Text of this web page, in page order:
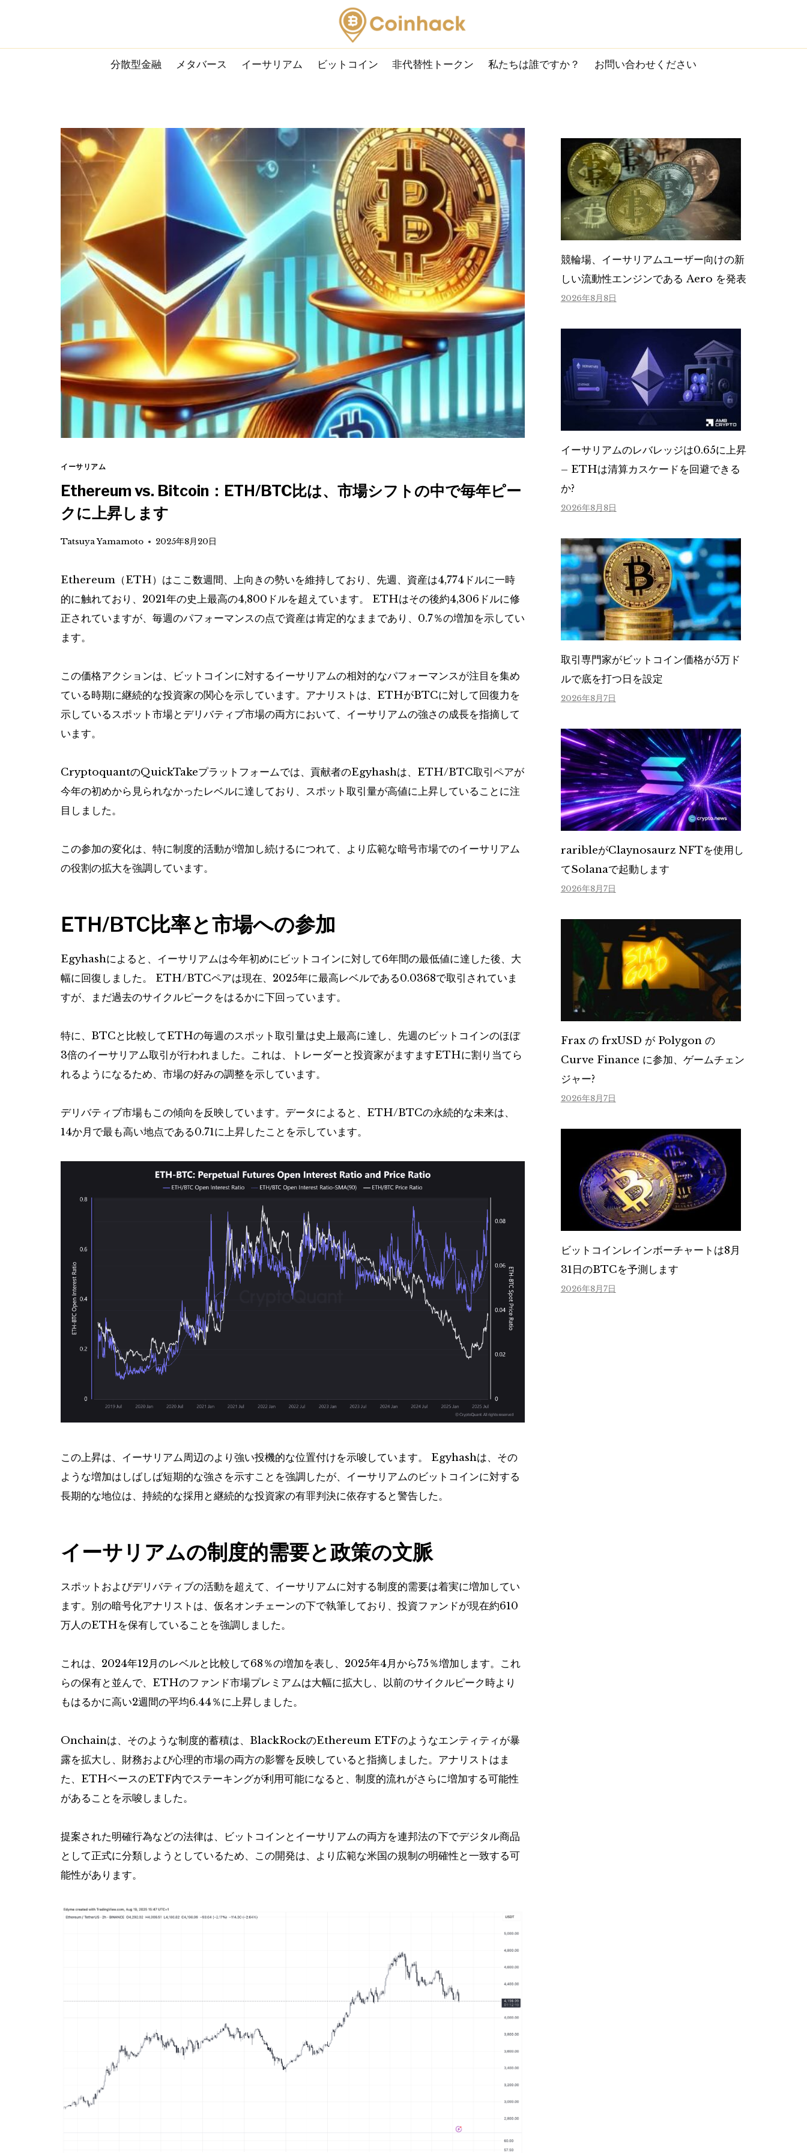
content
分散型金融 メタバース イーサリアム ビットコイン 非代替性トークン 私たちは誰ですか？ お問い合わせください
イーサリアム
Ethereum vs. Bitcoin：ETH/BTC比は、市場シフトの中で毎年ピー
クに上昇します
Tatsuya Yamamoto 2025年8月20日
Ethereum（ETH）はここ数週間、上向きの勢いを維持しており、先週、資産は4,774ドルに一時
的に触れており、2021年の史上最高の4,800ドルを超えています。 ETHはその後約4,306ドルに修
正されていますが、毎週のパフォーマンスの点で資産は肯定的なままであり、0.7％の増加を示してい
ます。
この価格アクションは、ビットコインに対するイーサリアムの相対的なパフォーマンスが注目を集め
ている時期に継続的な投資家の関心を示しています。アナリストは、ETHがBTCに対して回復力を
示しているスポット市場とデリバティブ市場の両方において、イーサリアムの強さの成長を指摘して
います。
CryptoquantのQuickTakeプラットフォームでは、貢献者のEgyhashは、ETH/BTC取引ペアが
今年の初めから見られなかったレベルに達しており、スポット取引量が高値に上昇していることに注
目しました。
この参加の変化は、特に制度的活動が増加し続けるにつれて、より広範な暗号市場でのイーサリアム
の役割の拡大を強調しています。
ETH/BTC比率と市場への参加
Egyhashによると、イーサリアムは今年初めにビットコインに対して6年間の最低値に達した後、大
幅に回復しました。 ETH/BTCペアは現在、2025年に最高レベルである0.0368で取引されていま
すが、まだ過去のサイクルピークをはるかに下回っています。
特に、BTCと比較してETHの毎週のスポット取引量は史上最高に達し、先週のビットコインのほぼ
3倍のイーサリアム取引が行われました。これは、トレーダーと投資家がますますETHに割り当てら
れるようになるため、市場の好みの調整を示しています。
デリバティブ市場もこの傾向を反映しています。データによると、ETH/BTCの永続的な未来は、
14か月で最も高い地点である0.71に上昇したことを示しています。
この上昇は、イーサリアム周辺のより強い投機的な位置付けを示唆しています。 Egyhashは、その
ような増加はしばしば短期的な強さを示すことを強調したが、イーサリアムのビットコインに対する
長期的な地位は、持続的な採用と継続的な投資家の有罪判決に依存すると警告した。
イーサリアムの制度的需要と政策の文脈
スポットおよびデリバティブの活動を超えて、イーサリアムに対する制度的需要は着実に増加してい
ます。別の暗号化アナリストは、仮名オンチェーンの下で執筆しており、投資ファンドが現在約610
万人のETHを保有していることを強調しました。
これは、2024年12月のレベルと比較して68％の増加を表し、2025年4月から75％増加します。これ
らの保有と並んで、ETHのファンド市場プレミアムは大幅に拡大し、以前のサイクルピーク時より
もはるかに高い2週間の平均6.44％に上昇しました。
Onchainは、そのような制度的蓄積は、BlackRockのEthereum ETFのようなエンティティが暴
露を拡大し、財務および心理的市場の両方の影響を反映していると指摘しました。アナリストはま
た、ETHベースのETF内でステーキングが利用可能になると、制度的流れがさらに増加する可能性
があることを示唆しました。
提案された明確行為などの法律は、ビットコインとイーサリアムの両方を連邦法の下でデジタル商品
として正式に分類しようとしているため、この開発は、より広範な米国の規制の明確性と一致する可
能性があります。
競輪場、イーサリアムユーザー向けの新
しい流動性エンジンである Aero を発表
2026年8月8日
イーサリアムのレバレッジは0.65に上昇
– ETHは清算カスケードを回避できる
か?
2026年8月8日
取引専門家がビットコイン価格が5万ド
ルで底を打つ日を設定
2026年8月7日
raribleがClaynosaurz NFTを使用し
てSolanaで起動します
2026年8月7日
Frax の frxUSD が Polygon の
Curve Finance に参加、ゲームチェン
ジャー?
2026年8月7日
ビットコインレインボーチャートは8月
31日のBTCを予測します
2026年8月7日